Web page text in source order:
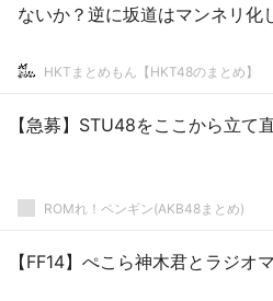
ないか？逆に坂道はマンネリ化
HKTまとめもん【HKT48のまとめ】
【急募】STU48をここから立て
ROMれ！ペンギン(AKB48まとめ)
【FF14】ぺこら神木君とラジオ